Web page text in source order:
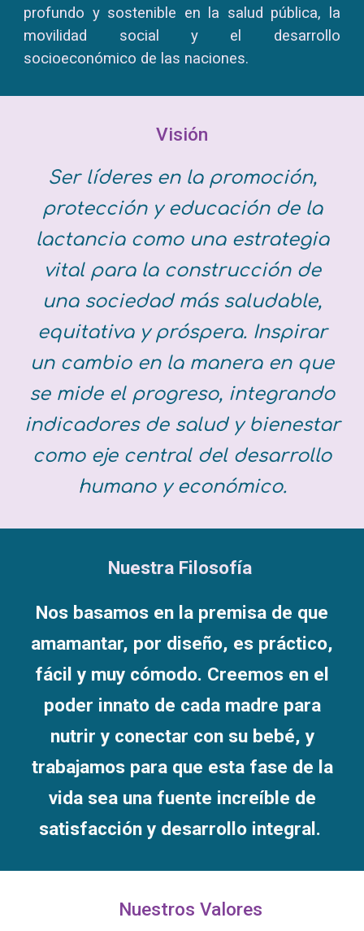
profundo y sostenible en la salud pública, la
movilidad social y el desarrollo
socioeconómico de las naciones.
Visión
Ser líderes en la promoción,
protección y educación de la
lactancia como una estrategia
vital para la construcción de
una sociedad más saludable,
equitativa y próspera. Inspirar
un cambio en la manera en que
se mide el progreso, integrando
indicadores de salud y bienestar
como eje central del desarrollo
humano y económico.
Nuestra Filosofía
Nos basamos en la premisa de que
amamantar, por diseño, es práctico,
fácil y muy cómodo. Creemos en el
poder innato de cada madre para
nutrir y conectar con su bebé, y
trabajamos para que esta fase de la
vida sea una fuente increíble de
satisfacción y desarrollo integral.
Nuestros Valores